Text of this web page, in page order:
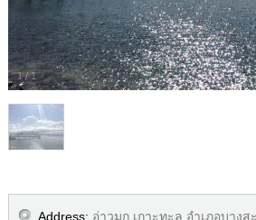
1/1
Address: อ่าวมุก เกาะทะลุ อำเภอบาง